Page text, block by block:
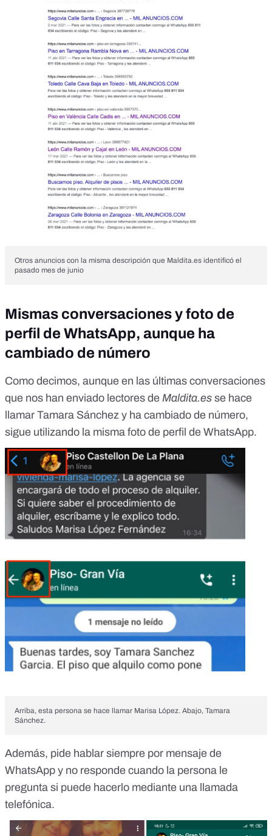
Otros anuncios con la misma descripción que Maldita.es identificó el
pasado mes de junio
Mismas conversaciones y foto de
perfil de WhatsApp, aunque ha
cambiado de número
Como decimos, aunque en las últimas conversaciones
que nos han enviado lectores de Maldita.es se hace
llamar Tamara Sánchez y ha cambiado de número,
sigue utilizando la misma foto de perfil de WhatsApp.
Arriba, esta persona se hace llamar Marisa López. Abajo, Tamara
Sánchez.
Además, pide hablar siempre por mensaje de
WhatsApp y no responde cuando la persona le
pregunta si puede hacerlo mediante una llamada
telefónica.